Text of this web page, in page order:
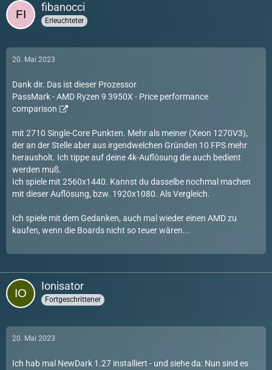
fibanocci
Erleuchteter
20. Mai 2023
Dank dir. Das ist dieser Prozessor
PassMark - AMD Ryzen 9 3950X - Price performance
comparison
mit 2710 Single-Core Punkten. Mehr als meiner (Xeon 1270V3),
der an der Stelle aber aus irgendwelchen Gründen 10 FPS mehr
herausholt. Ich tippe auf deine 4k-Auflösung die auch bedient
werden muß.
Ich spiele mit 2560x1440. Kannst du dasselbe nochmal machen
mit dieser Auflösung, bzw. 1920x1080. Als Vergleich.
Ich spiele mit dem Gedanken, auch mal wieder einen AMD zu
kaufen, wenn die Boards nicht so teuer wären...
Ionisator
Fortgeschrittener
20. Mai 2023
Ich hab mal NewDark 1.27 installiert - und siehe da: Nun sind es